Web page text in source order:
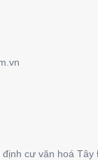
cư văn hoá Tây